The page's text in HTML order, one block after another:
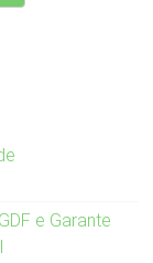
e Garante